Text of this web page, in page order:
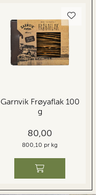
Garnvik Frøyaflak 100
g
80,00
800,10 pr kg